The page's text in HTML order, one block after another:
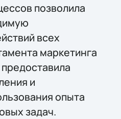
позволила
всех
маркетинга
и
опыта
задач.